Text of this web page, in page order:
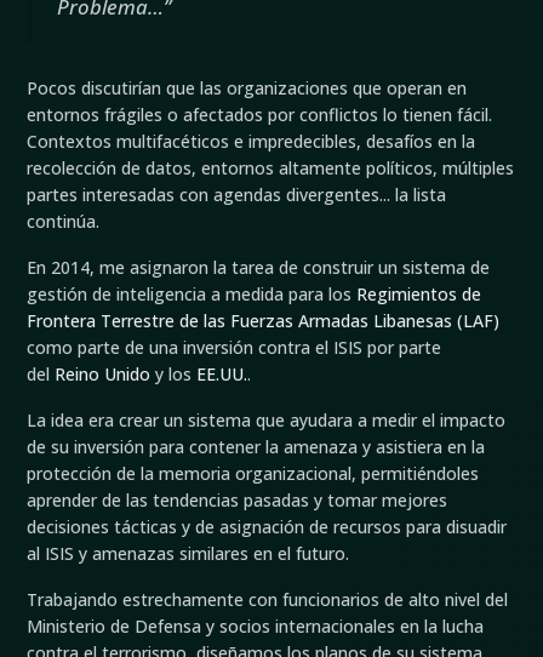
Problema…”
Pocos discutirían que las organizaciones que operan en
entornos frágiles o afectados por conflictos lo tienen fácil.
Contextos multifacéticos e impredecibles, desafíos en la
recolección de datos, entornos altamente políticos, múltiples
partes interesadas con agendas divergentes... la lista
continúa.
En 2014, me asignaron la tarea de construir un sistema de
gestión de inteligencia a medida para los Regimientos de
Frontera Terrestre de las Fuerzas Armadas Libanesas (LAF)
como parte de una inversión contra el ISIS por parte
del Reino Unido y los EE.UU..
La idea era crear un sistema que ayudara a medir el impacto
de su inversión para contener la amenaza y asistiera en la
protección de la memoria organizacional, permitiéndoles
aprender de las tendencias pasadas y tomar mejores
decisiones tácticas y de asignación de recursos para disuadir
al ISIS y amenazas similares en el futuro.
Trabajando estrechamente con funcionarios de alto nivel del
Ministerio de Defensa y socios internacionales en la lucha